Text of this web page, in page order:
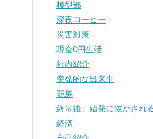
模型部
深夜コーヒー
災害対策
現金0円生活
社内紹介
突発的な出来事
競馬
終電後、始発に抜かされ
経済